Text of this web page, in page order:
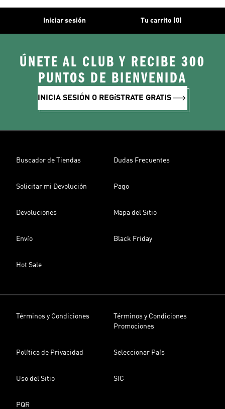
Iniciar sesión Tu carrito (0)
ÚNETE AL CLUB Y RECIBE 300
PUNTOS DE BIENVENIDA
INICIA SESIÓN O REGíSTRATE GRATIS
Buscador de Tiendas Dudas Frecuentes
Solicitar mi Devolución Pago
Devoluciones Mapa del Sitio
Envío Black Friday
Hot Sale
Términos y Condiciones
Términos y Condiciones
Promociones
Política de Privacidad Seleccionar País
Uso del Sitio SIC
PQR